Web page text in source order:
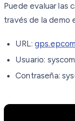
Puede evaluar las
través de la demo
URL:
Usuario:
Contraseña: